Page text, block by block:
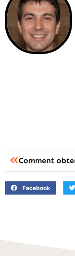
Facebook